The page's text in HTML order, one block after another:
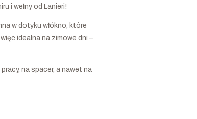
i wełny od Lanieri!
w dotyku włókno, które
idealna na zimowe dni –
na spacer, a nawet na